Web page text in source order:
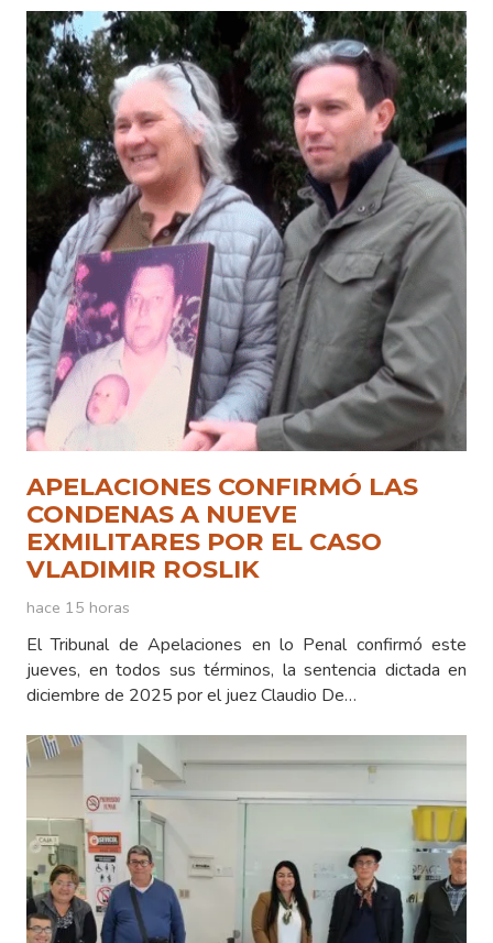
APELACIONES CONFIRMÓ LAS
CONDENAS A NUEVE
EXMILITARES POR EL CASO
VLADIMIR ROSLIK
hace 15 horas
El Tribunal de Apelaciones en lo Penal confirmó este
jueves, en todos sus términos, la sentencia dictada en
diciembre de 2025 por el juez Claudio De…